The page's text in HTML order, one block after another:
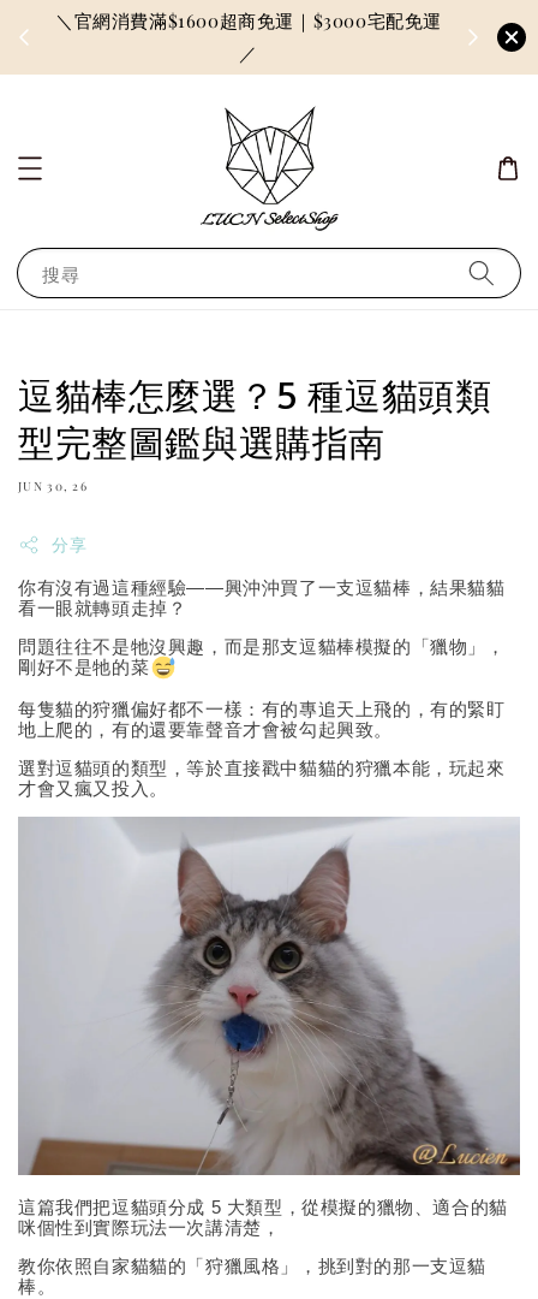
＼官網消費滿$1600超商免運｜$3000宅配免運
／
因訂單
搜尋
逗貓棒怎麼選？5 種逗貓頭類
型完整圖鑑與選購指南
JUN 30, 26
分享
你有沒有過這種經驗——興沖沖買了一支逗貓棒，結果貓貓
看一眼就轉頭走掉？
問題往往不是牠沒興趣，而是那支逗貓棒模擬的「獵物」，
剛好不是牠的菜
每隻貓的狩獵偏好都不一樣：有的專追天上飛的，有的緊盯
地上爬的，有的還要靠聲音才會被勾起興致。
選對逗貓頭的類型，等於直接戳中貓貓的狩獵本能，玩起來
才會又瘋又投入。
這篇我們把逗貓頭分成 5 大類型，從模擬的獵物、適合的貓
咪個性到實際玩法一次講清楚，
教你依照自家貓貓的「狩獵風格」，挑到對的那一支逗貓
棒。